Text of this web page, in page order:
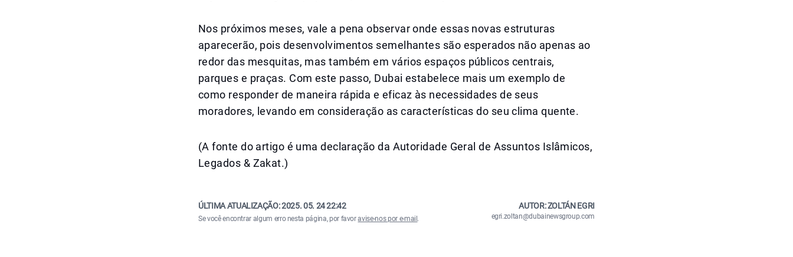
Nos próximos meses, vale a pena observar onde essas novas estruturas
aparecerão, pois desenvolvimentos semelhantes são esperados não apenas ao
redor das mesquitas, mas também em vários espaços públicos centrais,
parques e praças. Com este passo, Dubai estabelece mais um exemplo de
como responder de maneira rápida e eficaz às necessidades de seus
moradores, levando em consideração as características do seu clima quente.
(A fonte do artigo é uma declaração da Autoridade Geral de Assuntos Islâmicos,
Legados & Zakat.)
ÚLTIMA ATUALIZAÇÃO:2025. 05. 24 22:42
Se você encontrar algum erro nesta página, por favoravise-nos por e-mail .
AUTOR: ZOLTÁN EGRI
egri.zoltan@dubainewsgroup.com